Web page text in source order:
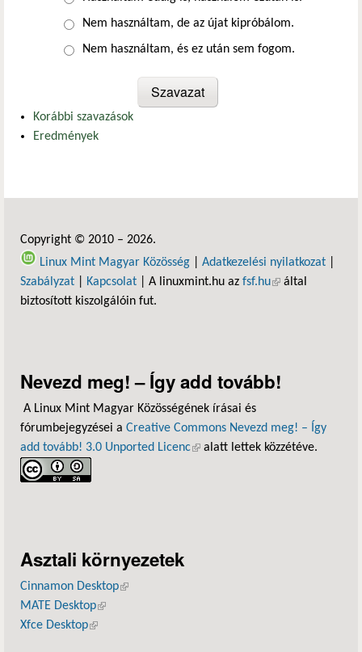
Nem használtam, de az újat kipróbálom.
Nem használtam, és ez után sem fogom.
Korábbi szavazások
Eredmények
Copyright © 2010 – 2026.
Linux Mint Magyar Közösség
Adatkezelési nyilatkozat
Szabályzat
Kapcsolat | A linuxmint.hu az fsf.hu(külső hivatkozás)
által
biztosított kiszolgálóin fut.
Nevezd meg! – Így add tovább!
A Linux Mint Magyar Közösségének írásai és
fórumbejegyzései a Creative Commons Nevezd meg! – Így
add tovább! 3.0 Unported Licenc(külső hivatkozás)
alatt lettek közzétéve.
Asztali környezetek
Cinnamon Desktop(külső hivatkozás)
MATE Desktop(külső hivatkozás)
Xfce Desktop(külső hivatkozás)